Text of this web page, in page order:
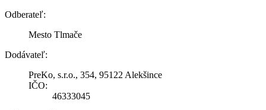
Odberateľ:
Mesto Tlmače
Dodávateľ:
PreKo, s.r.o., 354, 95122 Alekšince
IČO:
46333045